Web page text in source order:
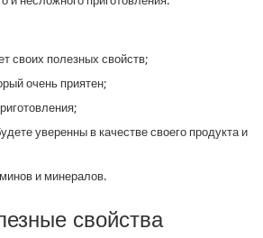
своих полезных свойств;
очень приятен;
уверенны в качестве своего продукта и
и минералов.
свойства